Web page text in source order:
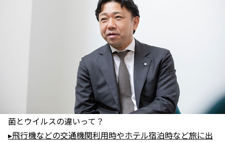
菌とウイルスの違いって？
▸飛行機などの交通機関利用時やホテル宿泊時など旅に出